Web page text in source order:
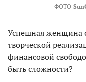
ФОТО
Успешная женщина
творческой
финансовой
быть сложности?